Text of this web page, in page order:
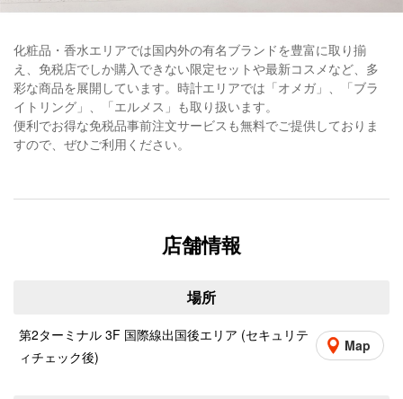
化粧品・香水エリアでは国内外の有名ブランドを豊富に取り揃
え、免税店でしか購入できない限定セットや最新コスメなど、多
彩な商品を展開しています。時計エリアでは「オメガ」、「ブラ
イトリング」、「エルメス」も取り扱います。
便利でお得な免税品事前注文サービスも無料でご提供しておりま
すので、ぜひご利用ください。
店舗情報
場所
第2ターミナル 3F 国際線出国後エリア (セキュリテ
ィチェック後)
Map